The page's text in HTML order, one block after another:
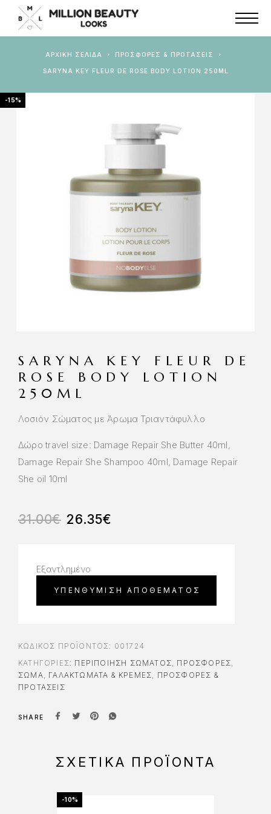
ΑΡΧΙΚΉ ΣΕΛΊΔΑ ΠΡΟΣΦΟΡΕΣ & ΠΡΟΤΑΣΕΙΣ
SARYNA KEY FLEUR DE ROSE BODY LOTION 250ML
-15%
SARYNA KEY FLEUR DE
ROSE BODY LOTION
250ML
Λοσιόν Σώματος με Άρωμα Τριαντάφυλλο
Δώρο travel size: Damage Repair She Butter 40ml,
Damage Repair She Shampoo 40ml, Damage Repair
She oil 10ml
31.00€ 26.35€
Εξαντλημένο
ΚΩΔΙΚΌΣ ΠΡΟΪΌΝΤΟΣ: 001724
ΚΑΤΗΓΟΡΊΕΣ: ΠΕΡΙΠΟΊΗΣΗ ΣΏΜΑΤΟΣ, ΠΡΟΣΦΟΡΈΣ,
ΣΩΜΑ, ΓΑΛΑΚΤΏΜΑΤΑ & ΚΡΈΜΕΣ, ΠΡΟΣΦΟΡΕΣ &
ΠΡΟΤΑΣΕΙΣ
SHARE
ΣΧΕΤΙΚΆ ΠΡΟΪΌΝΤΑ
-10%